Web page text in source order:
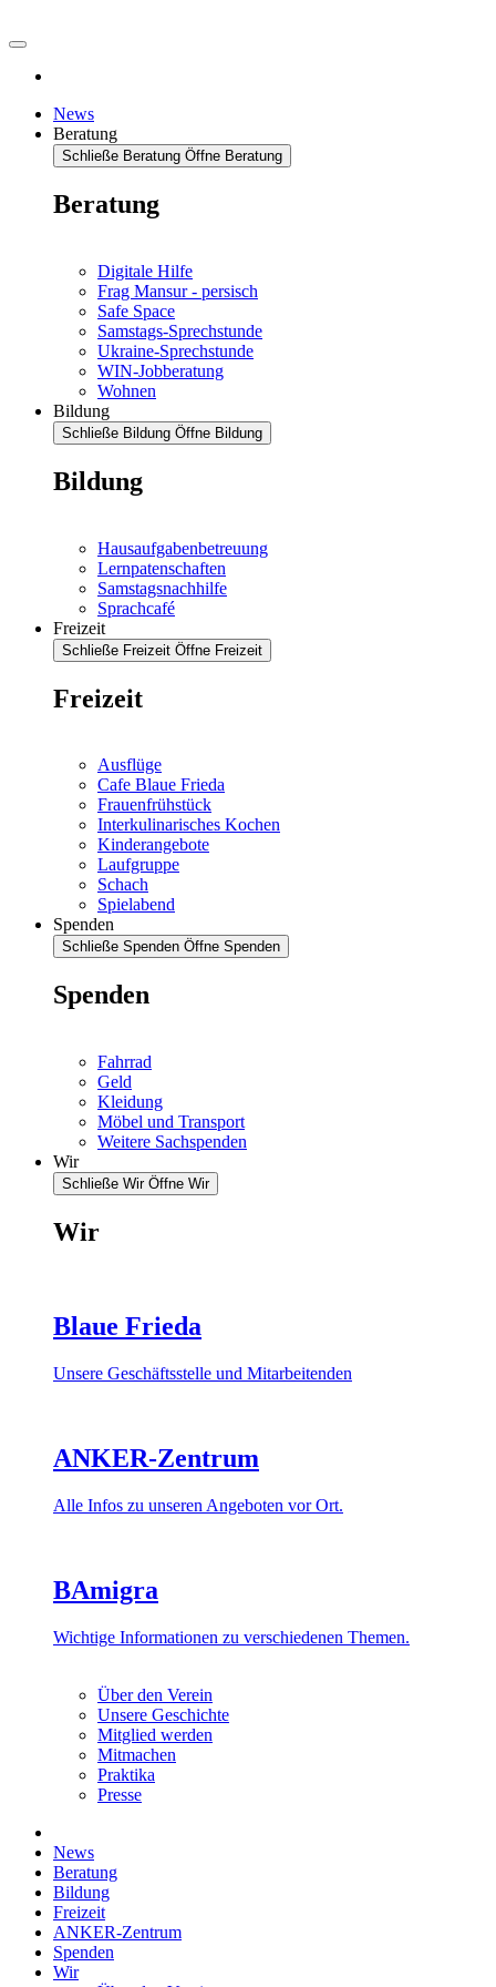
News
Beratung
Schließe Beratung Öffne Beratung
Beratung
Digitale Hilfe
Frag Mansur - persisch
Safe Space
Samstags-Sprechstunde
Ukraine-Sprechstunde
WIN-Jobberatung
Wohnen
Bildung
Schließe Bildung Öffne Bildung
Bildung
Hausaufgabenbetreuung
Lernpatenschaften
Samstagsnachhilfe
Sprachcafé
Freizeit
Schließe Freizeit Öffne Freizeit
Freizeit
Ausflüge
Cafe Blaue Frieda
Frauenfrühstück
Interkulinarisches Kochen
Kinderangebote
Laufgruppe
Schach
Spielabend
Spenden
Schließe Spenden Öffne Spenden
Spenden
Fahrrad
Geld
Kleidung
Möbel und Transport
Weitere Sachspenden
Wir
Schließe Wir Öffne Wir
Wir
Blaue Frieda
Unsere Geschäftsstelle und Mitarbeitenden
ANKER-Zentrum
Alle Infos zu unseren Angeboten vor Ort.
BAmigra
Wichtige Informationen zu verschiedenen Themen.
Über den Verein
Unsere Geschichte
Mitglied werden
Mitmachen
Praktika
Presse
News
Beratung
Bildung
Freizeit
ANKER-Zentrum
Spenden
Wir